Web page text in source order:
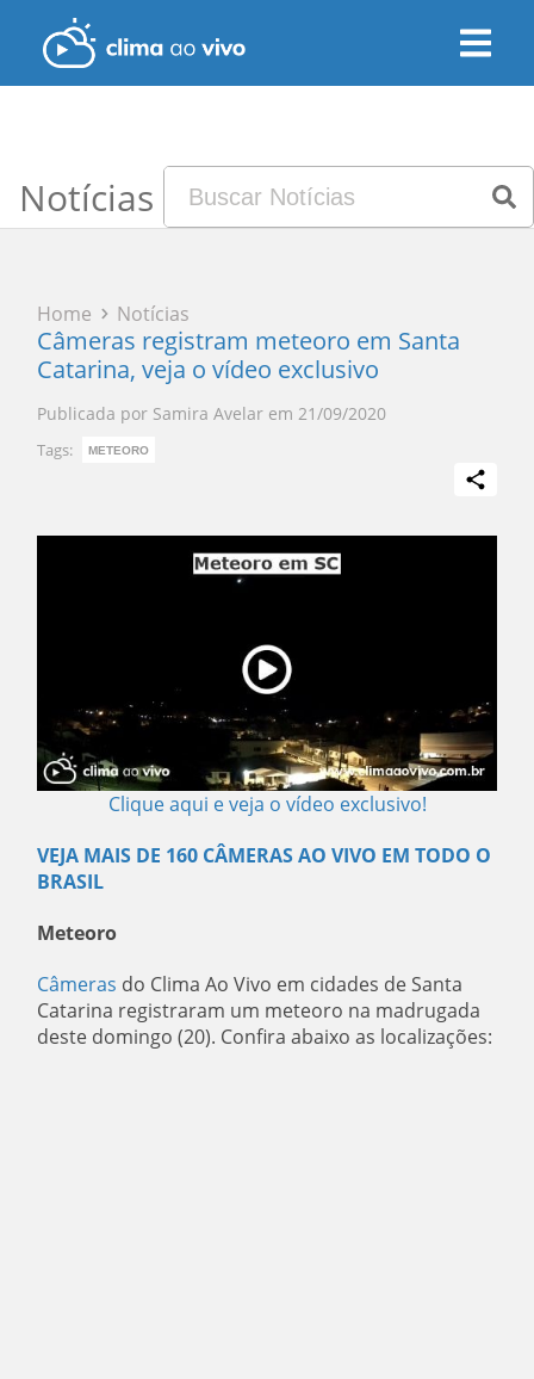
Notícias
Home Notícias
Câmeras registram meteoro em Santa
Catarina, veja o vídeo exclusivo
Publicada por Samira Avelar em 21/09/2020
Tags: METEORO
Clique aqui e veja o vídeo exclusivo!
VEJA MAIS DE 160 CÂMERAS AO VIVO EM TODO O
BRASIL
Meteoro
Câmeras do Clima Ao Vivo em cidades de Santa
Catarina registraram um meteoro na madrugada
deste domingo (20). Confira abaixo as localizações: